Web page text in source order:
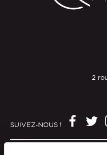
2
SUIVEZ-NOUS !